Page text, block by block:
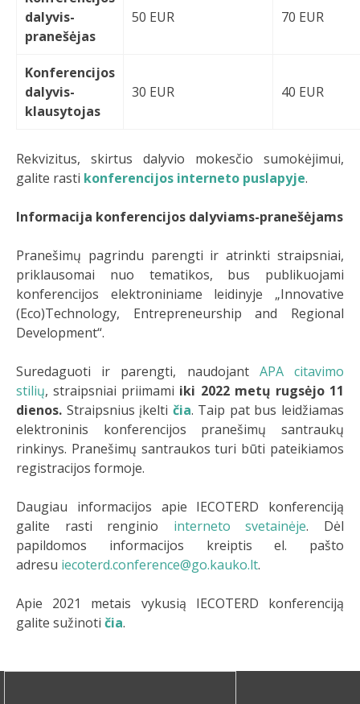
dalyvis-
pranešėjas
50 EUR 70 EUR
Konferencijos
dalyvis-
klausytojas
30 EUR 40 EUR
Rekvizitus, skirtus dalyvio mokesčio sumokėjimui,
galite rasti konferencijos interneto puslapyje.
Informacija konferencijos dalyviams-pranešėjams
Pranešimų pagrindu parengti ir atrinkti straipsniai,
priklausomai nuo tematikos, bus publikuojami
konferencijos elektroniniame leidinyje „Innovative
(Eco)Technology, Entrepreneurship and Regional
Development“.
Suredaguoti ir parengti, naudojant APA citavimo
stilių, straipsniai priimami iki 2022 metų rugsėjo 11
dienos. Straipsnius įkelti čia. Taip pat bus leidžiamas
elektroninis konferencijos pranešimų santraukų
rinkinys. Pranešimų santraukos turi būti pateikiamos
registracijos formoje.
Daugiau informacijos apie IECOTERD konferenciją
galite rasti renginio interneto svetainėje. Dėl
papildomos informacijos kreiptis el. pašto
adresu iecoterd.conference@go.kauko.lt.
Apie 2021 metais vykusią IECOTERD konferenciją
galite sužinoti čia.